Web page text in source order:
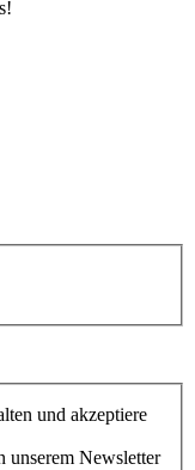
und akzeptiere
unserem Newsletter